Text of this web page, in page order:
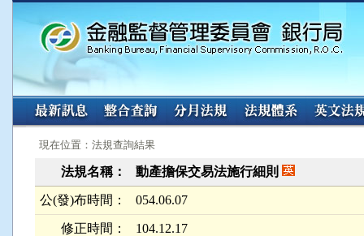
:::
現在位置：法規查詢結果
法規名稱： 動產擔保交易法施行細則
公(發)布時間： 054.06.07
修正時間： 104.12.17